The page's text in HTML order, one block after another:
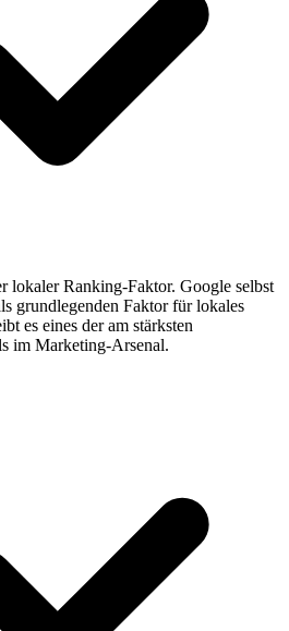
lokaler Ranking-Faktor. Google selbst
grundlegenden Faktor für lokales
es eines der am stärksten
im Marketing-Arsenal.